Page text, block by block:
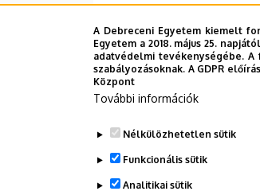
A Debreceni Egyetem kiemelt
Egyetem a 2018. május 25.
adatvédelmi tevékenységébe.
szabályozásoknak. A GDPR
Központ
További információk
Nélkülözhetetlen sütik
Funkcionális sütik
Analitikai sütik